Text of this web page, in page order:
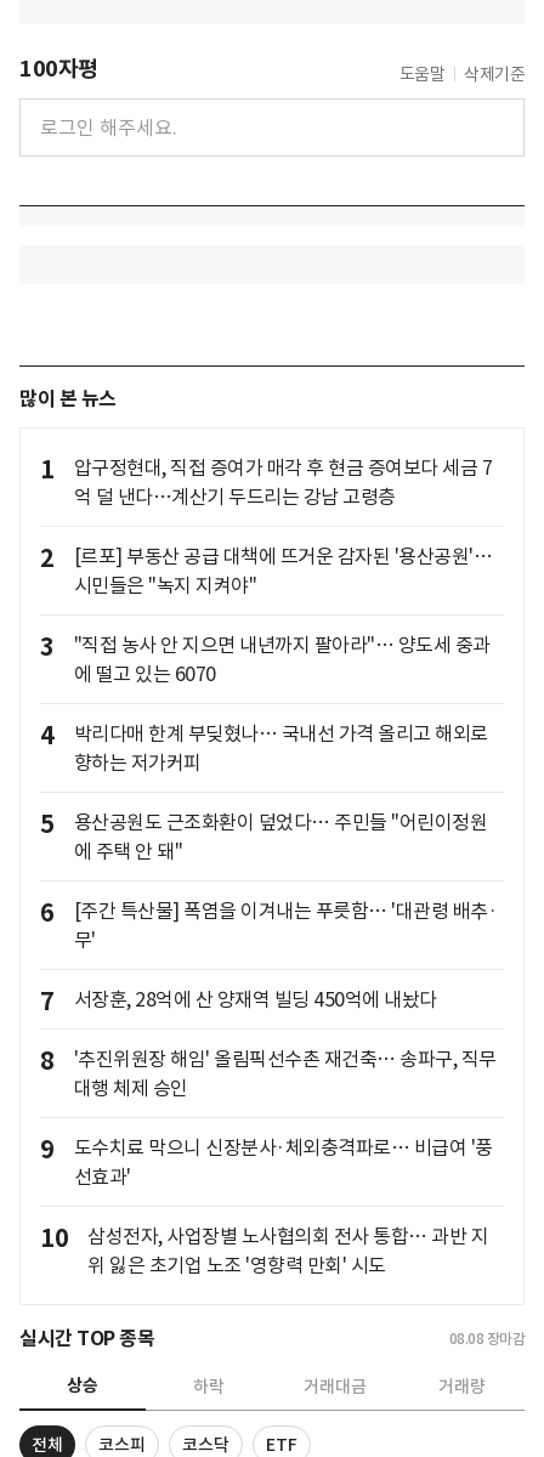
100자평 도움말 삭제기준
많이 본 뉴스
1
압구정현대, 직접 증여가 매각 후 현금 증여보다 세금 7
억 덜 낸다…계산기 두드리는 강남 고령층
2
[르포] 부동산 공급 대책에 뜨거운 감자된 '용산공원'…
시민들은 "녹지 지켜야"
3
"직접 농사 안 지으면 내년까지 팔아라"… 양도세 중과
에 떨고 있는 6070
4
박리다매 한계 부딪혔나… 국내선 가격 올리고 해외로
향하는 저가커피
5
용산공원도 근조화환이 덮었다… 주민들 "어린이정원
에 주택 안 돼"
6
[주간 특산물] 폭염을 이겨내는 푸릇함… '대관령 배추·
무'
7 서장훈, 28억에 산 양재역 빌딩 450억에 내놨다
8
'추진위원장 해임' 올림픽선수촌 재건축… 송파구, 직무
대행 체제 승인
9
도수치료 막으니 신장분사·체외충격파로… 비급여 '풍
선효과'
10
삼성전자, 사업장별 노사협의회 전사 통합… 과반 지
위 잃은 초기업 노조 '영향력 만회' 시도
실시간 TOP 종목 08.08 장마감
상승 하락 거래대금 거래량
전체 코스피 코스닥 ETF